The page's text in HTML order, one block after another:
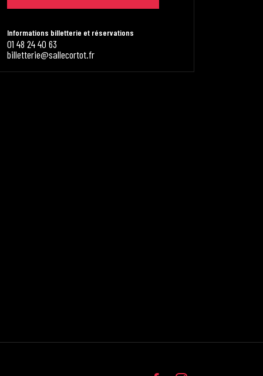
Informations billetterie et réservations
01 48 24 40 63
billetterie@sallecortot.fr